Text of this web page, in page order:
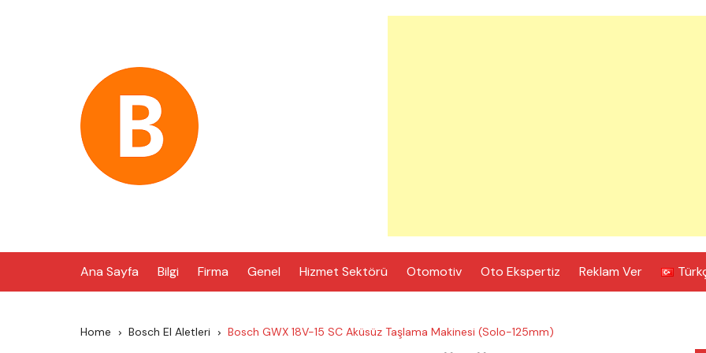
Ana Sayfa Bilgi Firma Genel Hizmet Sektörü Otomotiv Oto Ekspertiz Reklam Ver
Home Bosch El Aletleri Bosch GWX 18V-15 SC Aküsüz Taşlama Makinesi (Solo-125mm)